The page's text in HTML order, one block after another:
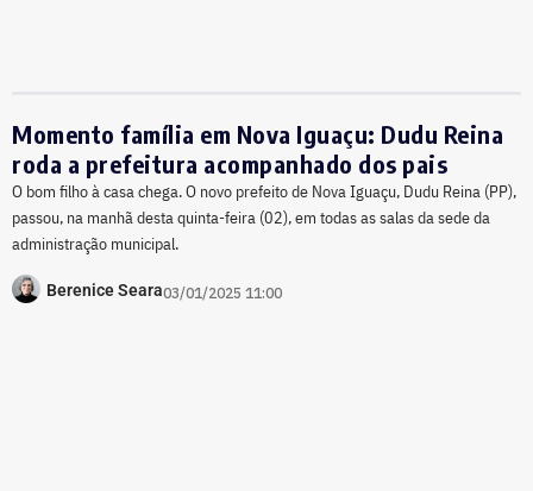
Momento família em Nova Iguaçu: Dudu Reina
roda a prefeitura acompanhado dos pais
O bom filho à casa chega. O novo prefeito de Nova Iguaçu, Dudu Reina (PP),
passou, na manhã desta quinta-feira (02), em todas as salas da sede da
administração municipal.
Berenice Seara03/01/2025 11:00